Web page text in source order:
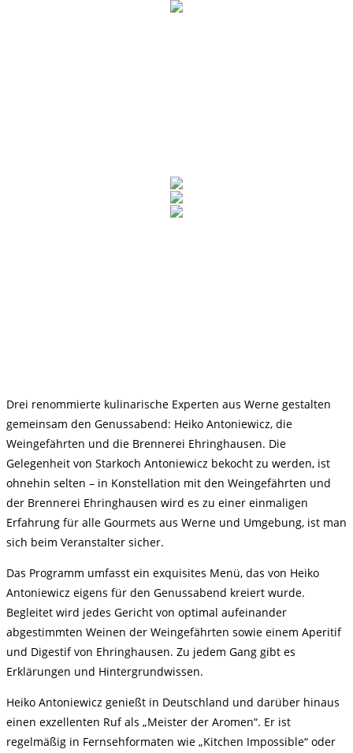
Drei renommierte kulinarische Experten aus Werne gestalten
gemeinsam den Genussabend: Heiko Antoniewicz, die
Weingefährten und die Brennerei Ehringhausen. Die
Gelegenheit von Starkoch Antoniewicz bekocht zu werden, ist
ohnehin selten – in Konstellation mit den Weingefährten und
der Brennerei Ehringhausen wird es zu einer einmaligen
Erfahrung für alle Gourmets aus Werne und Umgebung, ist man
sich beim Veranstalter sicher.
Das Programm umfasst ein exquisites Menü, das von Heiko
Antoniewicz eigens für den Genussabend kreiert wurde.
Begleitet wird jedes Gericht von optimal aufeinander
abgestimmten Weinen der Weingefährten sowie einem Aperitif
und Digestif von Ehringhausen. Zu jedem Gang gibt es
Erklärungen und Hintergrundwissen.
Heiko Antoniewicz genießt in Deutschland und darüber hinaus
einen exzellenten Ruf als „Meister der Aromen“. Er ist
regelmäßig in Fernsehformaten wie „Kitchen Impossible“ oder